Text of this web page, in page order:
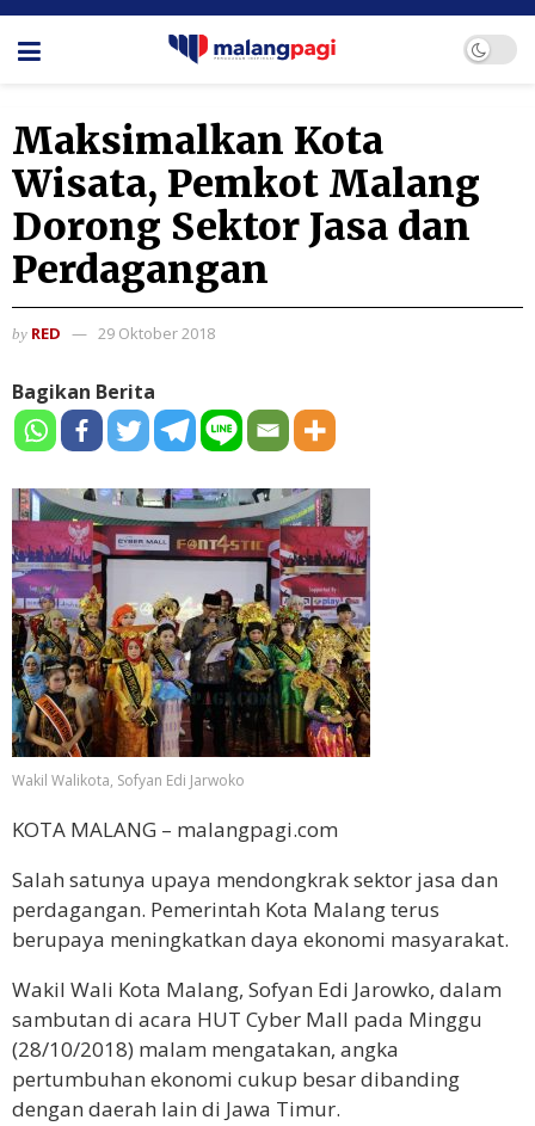
Maksimalkan Kota
Wisata, Pemkot Malang
Dorong Sektor Jasa dan
Perdagangan
by RED 29 Oktober 2018
Bagikan Berita
Wakil Walikota, Sofyan Edi Jarwoko
KOTA MALANG – malangpagi.com
Salah satunya upaya mendongkrak sektor jasa dan
perdagangan. Pemerintah Kota Malang terus
berupaya meningkatkan daya ekonomi masyarakat.
Wakil Wali Kota Malang, Sofyan Edi Jarowko, dalam
sambutan di acara HUT Cyber Mall pada Minggu
(28/10/2018) malam mengatakan, angka
pertumbuhan ekonomi cukup besar dibanding
dengan daerah lain di Jawa Timur.